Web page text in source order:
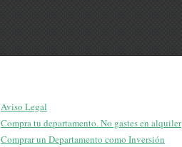
Aviso Legal
Compra tu departamento. No gastes en alquiler
Comprar un Departamento como Inversión